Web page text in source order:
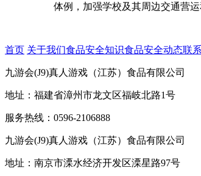
体例，加强学校及其周边交通营
首页 关于我们食品安全知识食品安全动态联
九游会(J9)真人游戏（江苏）食品有限公司
地址：福建省漳州市龙文区福岐北路1号
服务热线：0596-2106888
九游会(J9)真人游戏（江苏）食品有限公司
地址：南京市溧水经济开发区溧星路97号